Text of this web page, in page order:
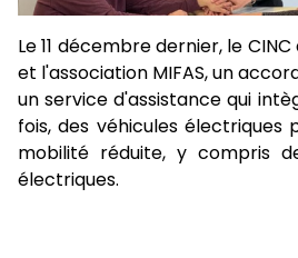
Le 11 décembre dernier, le
et l'association MIFAS, un
un service d'assistance qui
fois, des véhicules électriques
mobilité réduite, y compris
électriques.